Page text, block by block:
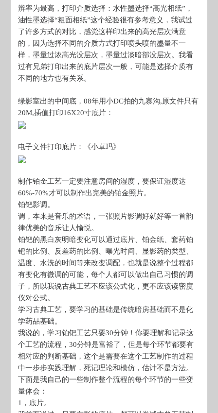
辨率为最高，打印介质选择：水性墨选择“高光相纸”，
油性墨选择“粗面相纸”这个经验很有参考意义，我试过
了许多方式的对比，感觉这样印出来的高光层次满意
的，因为选择不同的介质方式打印喷头喷的墨量不一
样，墨量过浓高光没层次，墨量过淡暗部没层次。我看
过有兄弟打印出来的底片层次一般，可能是选择介质有
不同的地方也有关系。
绿影室出的中间底，08年用小DC拍的九寨沟,原文件只有
20M,插值打印16X20寸底片：
电子文件打印底片：《小卓玛》
制作铂金工艺一定要注意房间的湿度，要保证湿度达
60%-70%才可以制作出完美的铂金照片。
铂钯影调。
调，本来是音乐的术语，一张照片影调好就好等一首韵
律优美的音乐让人愉悦。
铂钯的黑白灰明暗变化可以通过底片、铂金纸、套药铂
钯的比例、反差药的比例、曝光时间、显影药的类型、
温度、水洗的时间等来改变调配，也就是说整个过程都
有变化有微调的可能，每个人都可以做出自己习惯的调
子，所以我说古典工艺不应该公式化，更不应该读密度
仪对公式。
学习古典工艺，要学习的基础是传统暗房基础而不是化
学药品基础。
我说的，学习铂钯工艺只要30分钟！你要理解和记录这
个工艺的流程，30分钟是富裕了，但是每个环节都要有
相对应的判断基础，这个是需要在这个工艺制作的过程
中一步步实践理解，死记理论和模仿，估计不是方法。
下面是我自己的一些制作整个流程的每个环节的一些变
量体会：
1，底片。